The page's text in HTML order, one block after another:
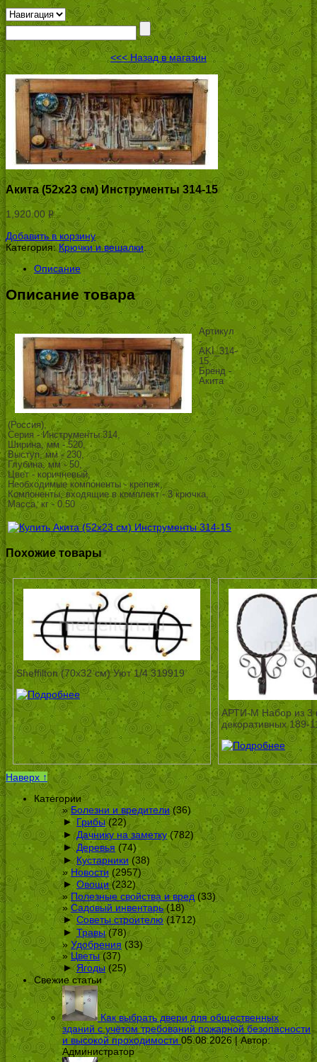
<<< Назад в магазин
Акита (52х23 см) Инструменты 314-15
1,920.00 Р
УБ.
Добавить в корзину
Категория:Крючки и вешалки.
Описание
Описание товара
Артикул
-
AKI_314-
15,
Бренд -
Акита
(Россия),
Серия - Инструменты 314,
Ширина, мм - 520,
Выступ, мм - 230,
Глубина, мм - 50,
Цвет - коричневый,
Необходимые компоненты - крепеж,
Компоненты, входящие в комплект - 3 крючка,
Масса, кг - 0.50
Похожие товары
Sheffilton (70х32 см) Уют 1/4 319919
АРТИ-М Набор из 3
декоративных 189-
Наверх ↑
Категории
Болезни и вредители(36)
► Грибы(22)
► Дачнику на заметку(782)
► Деревья (74)
► Кустарники (38)
Новости (2957)
► Овощи(232)
Полезные свойства и вред(33)
Садовый инвентарь(18)
► Советы строителю (1712)
► Травы(78)
Удобрения (33)
Цветы(37)
► Ягоды(25)
Свежие статьи
Как выбрать двери для общественных
зданий с учётом требований пожарной безопасности
и высокой проходимости 05.08.2026 | Автор:
Администратор